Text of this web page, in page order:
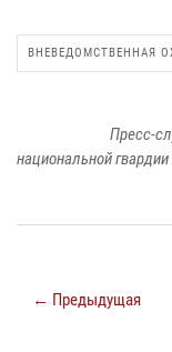
ВНЕВЕДОМСТВЕННАЯ
Пресс-
национальной
← Предыдущая